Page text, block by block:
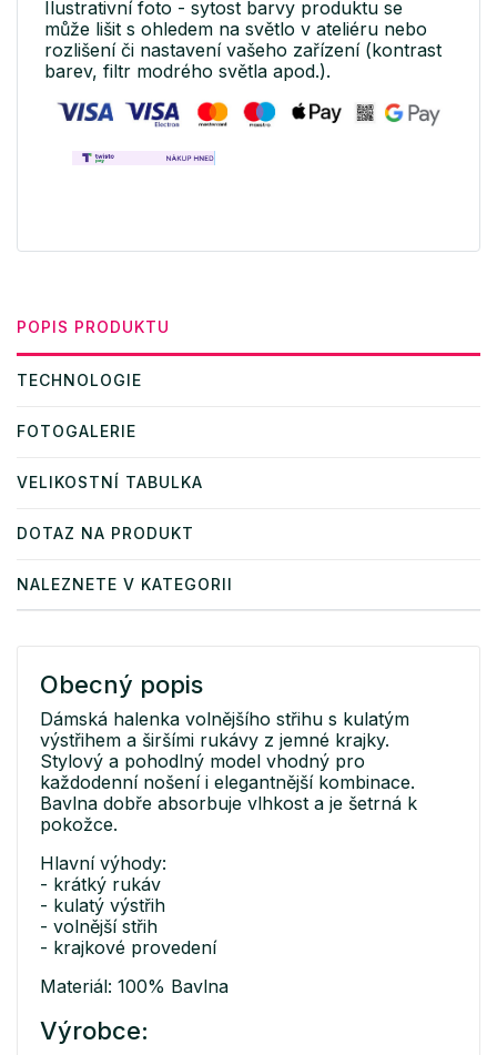
Ilustrativní foto - sytost barvy produktu se
může lišit s ohledem na světlo v ateliéru nebo
rozlišení či nastavení vašeho zařízení (kontrast
barev, filtr modrého světla apod.).
POPIS PRODUKTU
TECHNOLOGIE
FOTOGALERIE
VELIKOSTNÍ TABULKA
DOTAZ NA PRODUKT
NALEZNETE V KATEGORII
Obecný popis
Dámská halenka volnějšího střihu s kulatým
výstřihem a širšími rukávy z jemné krajky.
Stylový a pohodlný model vhodný pro
každodenní nošení i elegantnější kombinace.
Bavlna dobře absorbuje vlhkost a je šetrná k
pokožce.
Hlavní výhody:
- krátký rukáv
- kulatý výstřih
- volnější střih
- krajkové provedení
Materiál: 100% Bavlna
Výrobce: